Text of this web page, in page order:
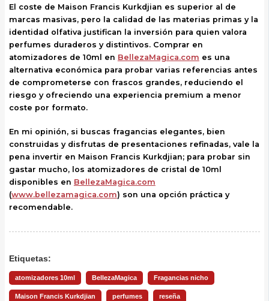
El coste de Maison Francis Kurkdjian es superior al de
marcas masivas, pero la calidad de las materias primas y la
identidad olfativa justifican la inversión para quien valora
perfumes duraderos y distintivos. Comprar en
atomizadores de 10ml en BellezaMagica.com es una
alternativa económica para probar varias referencias antes
de comprometerse con frascos grandes, reduciendo el
riesgo y ofreciendo una experiencia premium a menor
coste por formato.
En mi opinión, si buscas fragancias elegantes, bien
construidas y disfrutas de presentaciones refinadas, vale la
pena invertir en Maison Francis Kurkdjian; para probar sin
gastar mucho, los atomizadores de cristal de 10ml
disponibles en BellezaMagica.com
(www.bellezamagica.com) son una opción práctica y
recomendable.
Etiquetas:
atomizadores 10ml BellezaMagica Fragancias nicho
Maison Francis Kurkdjian perfumes reseña